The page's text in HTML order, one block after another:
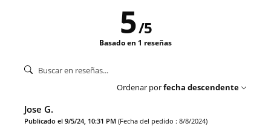
5/5
Basado en 1 reseñas
Ordenar porfecha descendente
Jose G.
Publicado el 9/5/24, 10:31 PM (Fecha del pedido : 8/8/2024)